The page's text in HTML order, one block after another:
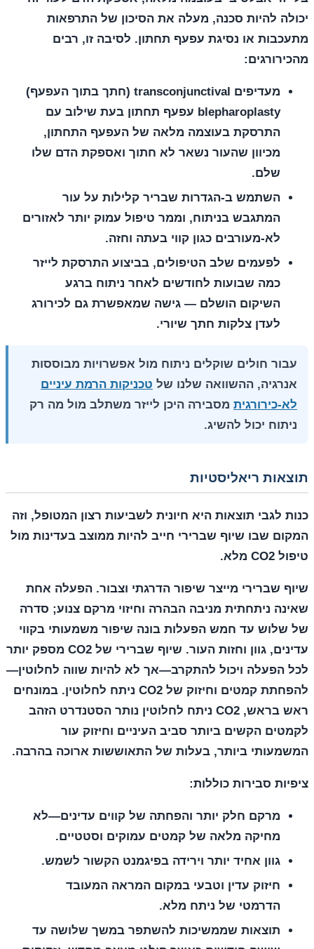
יכולה להיות סכנה, מעלה את הסיכון של התרפאות
מתעכבות או נסיגת עפעף תחתון. לסיבה זו, רבים
מהכירורגים:
מעדיפים transconjunctival (חתך בתוך העפעף)
blepharoplasty עפעף תחתון בעת שילוב עם
התרסקת בעוצמה מלאה של העפעף התחתון,
מכיוון שהעור נשאר לא חתוך ואספקת הדם שלו
שלם.
השתמש ב-הגדרות שבריר קלילות על עור
המתגבש בניתוח, וממר טיפול עמוק יותר לאזורים
לא-מעורבים כגון קווי בעתה וחזה.
לפעמים שלב הטיפולים, בביצוע התרסקת לייזר
כמה שבועות לחודשים לאחר ניתוח ברגע
השיקום הושלם — גישה שמאפשרת גם לכירורג
לעדן צלקות חתך שיורי.
עבור חולים שוקלים ניתוח מול אפשרויות מבוססות
אנרגיה, ההשוואה שלנו של טכניקות הרמת עיניים
לא-כירורגית מסבירה היכן לייזר משתלב מול מה רק
ניתוח יכול להשיג.
תוצאות ריאליסטיות
כנות לגבי תוצאות היא חיונית לשביעות רצון המטופל, וזה
המקום שבו שיוף שברירי חייב להיות ממוצב בעדינות מול
טיפול CO2 מלא.
שיוף שברירי מייצר שיפור הדרגתי וצבור. הפעלה אחת
שאינה ניתחתית מניבה הבהרה וחיזוי מרקם צנוע; סדרה
של שלוש עד חמש הפעלות בונה שיפור משמעותי בקווי
עדינים, גוון וחזות העור. שיוף שברירי של CO2 מספק יותר
לכל הפעלה ויכול להתקרב—אך לא להיות שווה לחלוטין—
להפחתת קמטים וחיזוק של CO2 ניתח לחלוטין. במונחים
ראש בראש, CO2 ניתח לחלוטין נותר הסטנדרט הזהב
לקמטים הקשים ביותר סביב העיניים וחיזוק עור
המשמעותי ביותר, בעלות של התאוששות ארוכה בהרבה.
ציפיות סבירות כוללות:
מרקם חלק יותר והפחתה של קווים עדינים—לא
מחיקה מלאה של קמטים עמוקים וסטטיים.
גוון אחיד יותר וירידה בפיגמנט הקשור לשמש.
חיזוק עדין וטבעי במקום המראה המעובד
הדרמטי של ניתח מלא.
תוצאות שממשיכות להשתפר במשך שלושה עד